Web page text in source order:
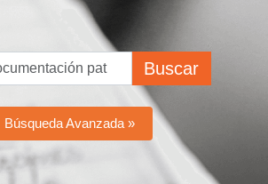
Buscar
Búsqueda Avanzada »